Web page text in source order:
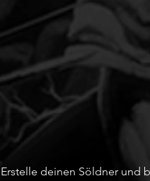
Erstelle deinen Söldner und